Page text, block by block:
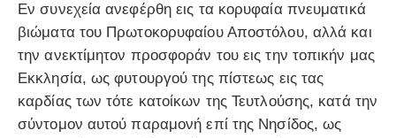
Εν συνεχεία ανεφέρθη εις τα κορυφαία πνευματικά
βιώματα του Πρωτοκορυφαίου Αποστόλου, αλλά και
την ανεκτίμητον προσφοράν του εις την τοπικήν μας
Εκκλησία, ως φυτουργού της πίστεως εις τας
καρδίας των τότε κατοίκων της Τευτλούσης, κατά την
σύντομον αυτού παραμονή επί της Νησίδος, ως